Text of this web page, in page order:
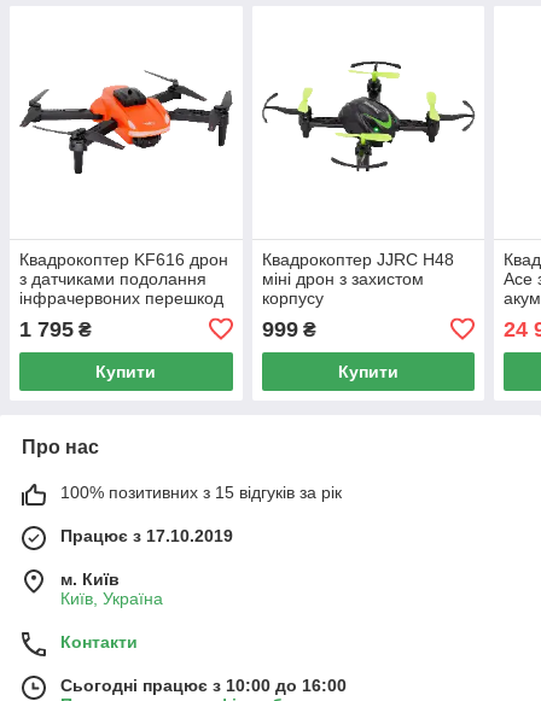
Квадрокоптер KF616 дрон
з датчиками подолання
інфрачервоних перешкод
1 795 ₴
Купити
Квадрокоптер JJRC H48
міні дрон з захистом
корпусу
999₴
Купити
Ace
24
Про нас
100% позитивних з 15 відгуків за рік
Працює з 17.10.2019
м. Київ
Київ, Україна
Контакти
Сьогодні працює з 10:00 до 16:00